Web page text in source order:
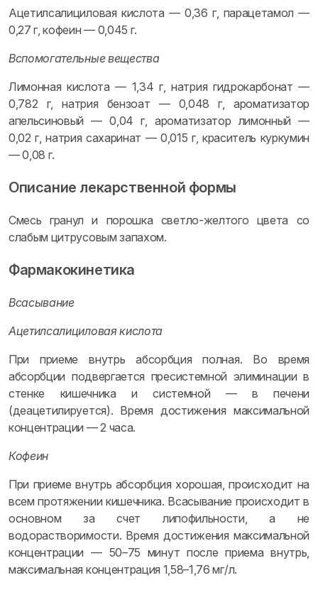
Ацетилсалициловая кислота — 0,36 г, парацетамол —
0,27 г, кофеин — 0,045 г.
Вспомогательные вещества
Лимонная кислота — 1,34 г, натрия гидрокарбонат —
0,782 г, натрия бензоат — 0,048 г, ароматизатор
апельсиновый — 0,04 г, ароматизатор лимонный —
0,02 г, натрия сахаринат — 0,015 г, краситель куркумин
— 0,08 г.
Описание лекарственной формы
Смесь гранул и порошка светло-желтого цвета со
слабым цитрусовым запахом.
Фармакокинетика
Всасывание
Ацетилсалициловая кислота
При приеме внутрь абсорбция полная. Во время
абсорбции подвергается пресистемной элиминации в
стенке кишечника и системной — в печени
(деацетилируется). Время достижения максимальной
концентрации — 2 часа.
Кофеин
При приеме внутрь абсорбция хорошая, происходит на
всем протяжении кишечника. Всасывание происходит в
основном за счет липофильности, а не
водорастворимости. Время достижения максимальной
концентрации — 50–75 минут после приема внутрь,
максимальная концентрация 1,58–1,76 мг/л.